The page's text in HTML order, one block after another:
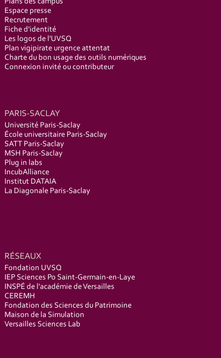
Plans des campus
Espace presse
Recrutement
Fiche d'identité
Les logos de l'UVSQ
Plan vigipirate urgence attentat
Charte du bon usage des outils numériques
Connexion invité ou contributeur
PARIS-SACLAY
Université Paris-Saclay
École universitaire Paris-Saclay
SATT Paris-Saclay
MSH Paris-Saclay
Plug in labs
IncubAlliance
Institut DATAIA
La Diagonale Paris-Saclay
RÉSEAUX
Fondation UVSQ
IEP Sciences Po Saint-Germain-en-Laye
INSPÉ de l'académie de Versailles
CEREMH
Fondation des Sciences du Patrimoine
Maison de la Simulation
Versailles Sciences Lab